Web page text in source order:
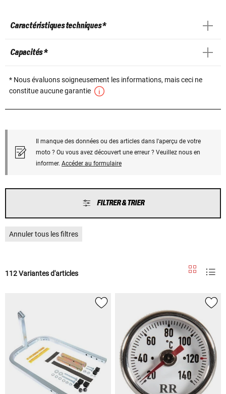
Caractéristiques techniques *
Capacités *
* Nous évaluons soigneusement les informations, mais ceci ne
constitue aucune garantie
Il manque des données ou des articles dans l'aperçu de votre
moto ? Ou vous avez découvert une erreur ? Veuillez nous en
informer. Accéder au formulaire
FILTRER & TRIER
Annuler tous les filtres
112 Variantes d'articles